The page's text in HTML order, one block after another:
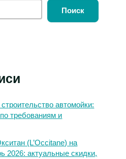
Поиск
автомойки:
требованиям и
(L’Occitane) на
2026: актуальные скидки,